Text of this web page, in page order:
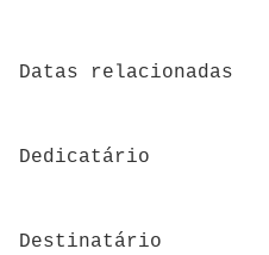
Datas relacionadas
Dedicatário
Destinatário